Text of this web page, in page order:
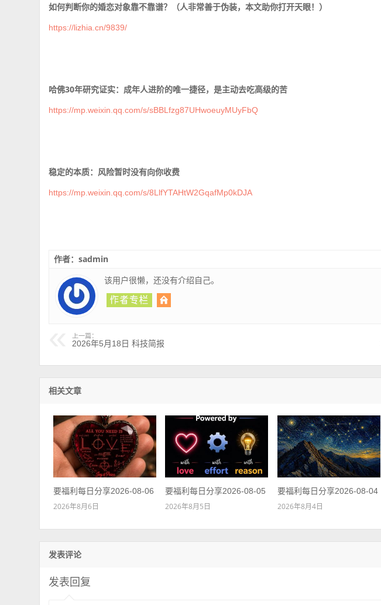
如何判断你的婚恋对象靠不靠谱？（人非常善于伪装，本文助你打开天眼！）
https://lizhia.cn/9839/
哈佛30年研究证实：成年人进阶的唯一捷径，是主动去吃高级的苦
https://mp.weixin.qq.com/s/sBBLfzg87UHwoeuyMUyFbQ
稳定的本质：风险暂时没有向你收费
https://mp.weixin.qq.com/s/8LlfYTAHtW2GqafMp0kDJA
作者：sadmin
该用户很懒，还没有介绍自己。
上一篇：
2026年5月18日 科技简报
相关文章
要福利每日分享2026-08-06
2026年8月6日
要福利每日分享2026-08-05
2026年8月5日
要福利每日分享2026-08-04
2026年8月4日
发表评论
发表回复